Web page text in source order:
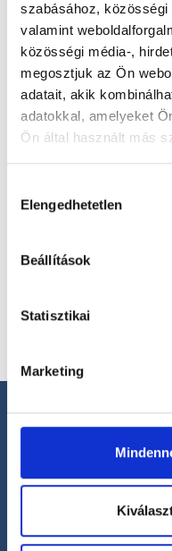
szabásához,
valamint
közösségi média-,
megosztjuk az Ön
adatait, akik
adatokkal, amelyeket
Ön által használt más
szabályzat:https://
kiválasztása
Elengedhetetlen
Beállítások
Statisztikai
Marketing
Foglalj
Válassz